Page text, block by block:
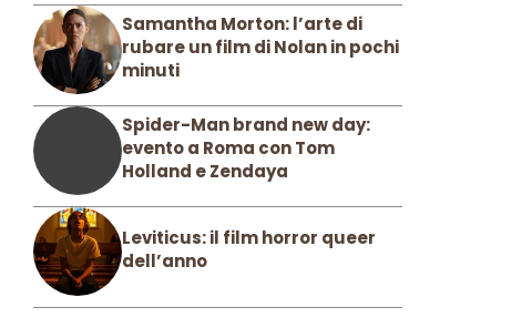
Samantha Morton: l’arte di
rubare un film di Nolan in pochi
minuti
Spider-Man brand new day:
evento a Roma con Tom
Holland e Zendaya
Leviticus: il film horror queer
dell’anno